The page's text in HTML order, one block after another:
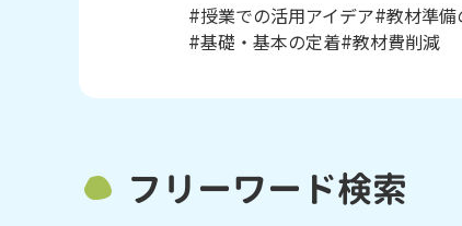
授業での活用アイデア 教材準備
基礎・基本の定着 教材費削減
フリーワード検索